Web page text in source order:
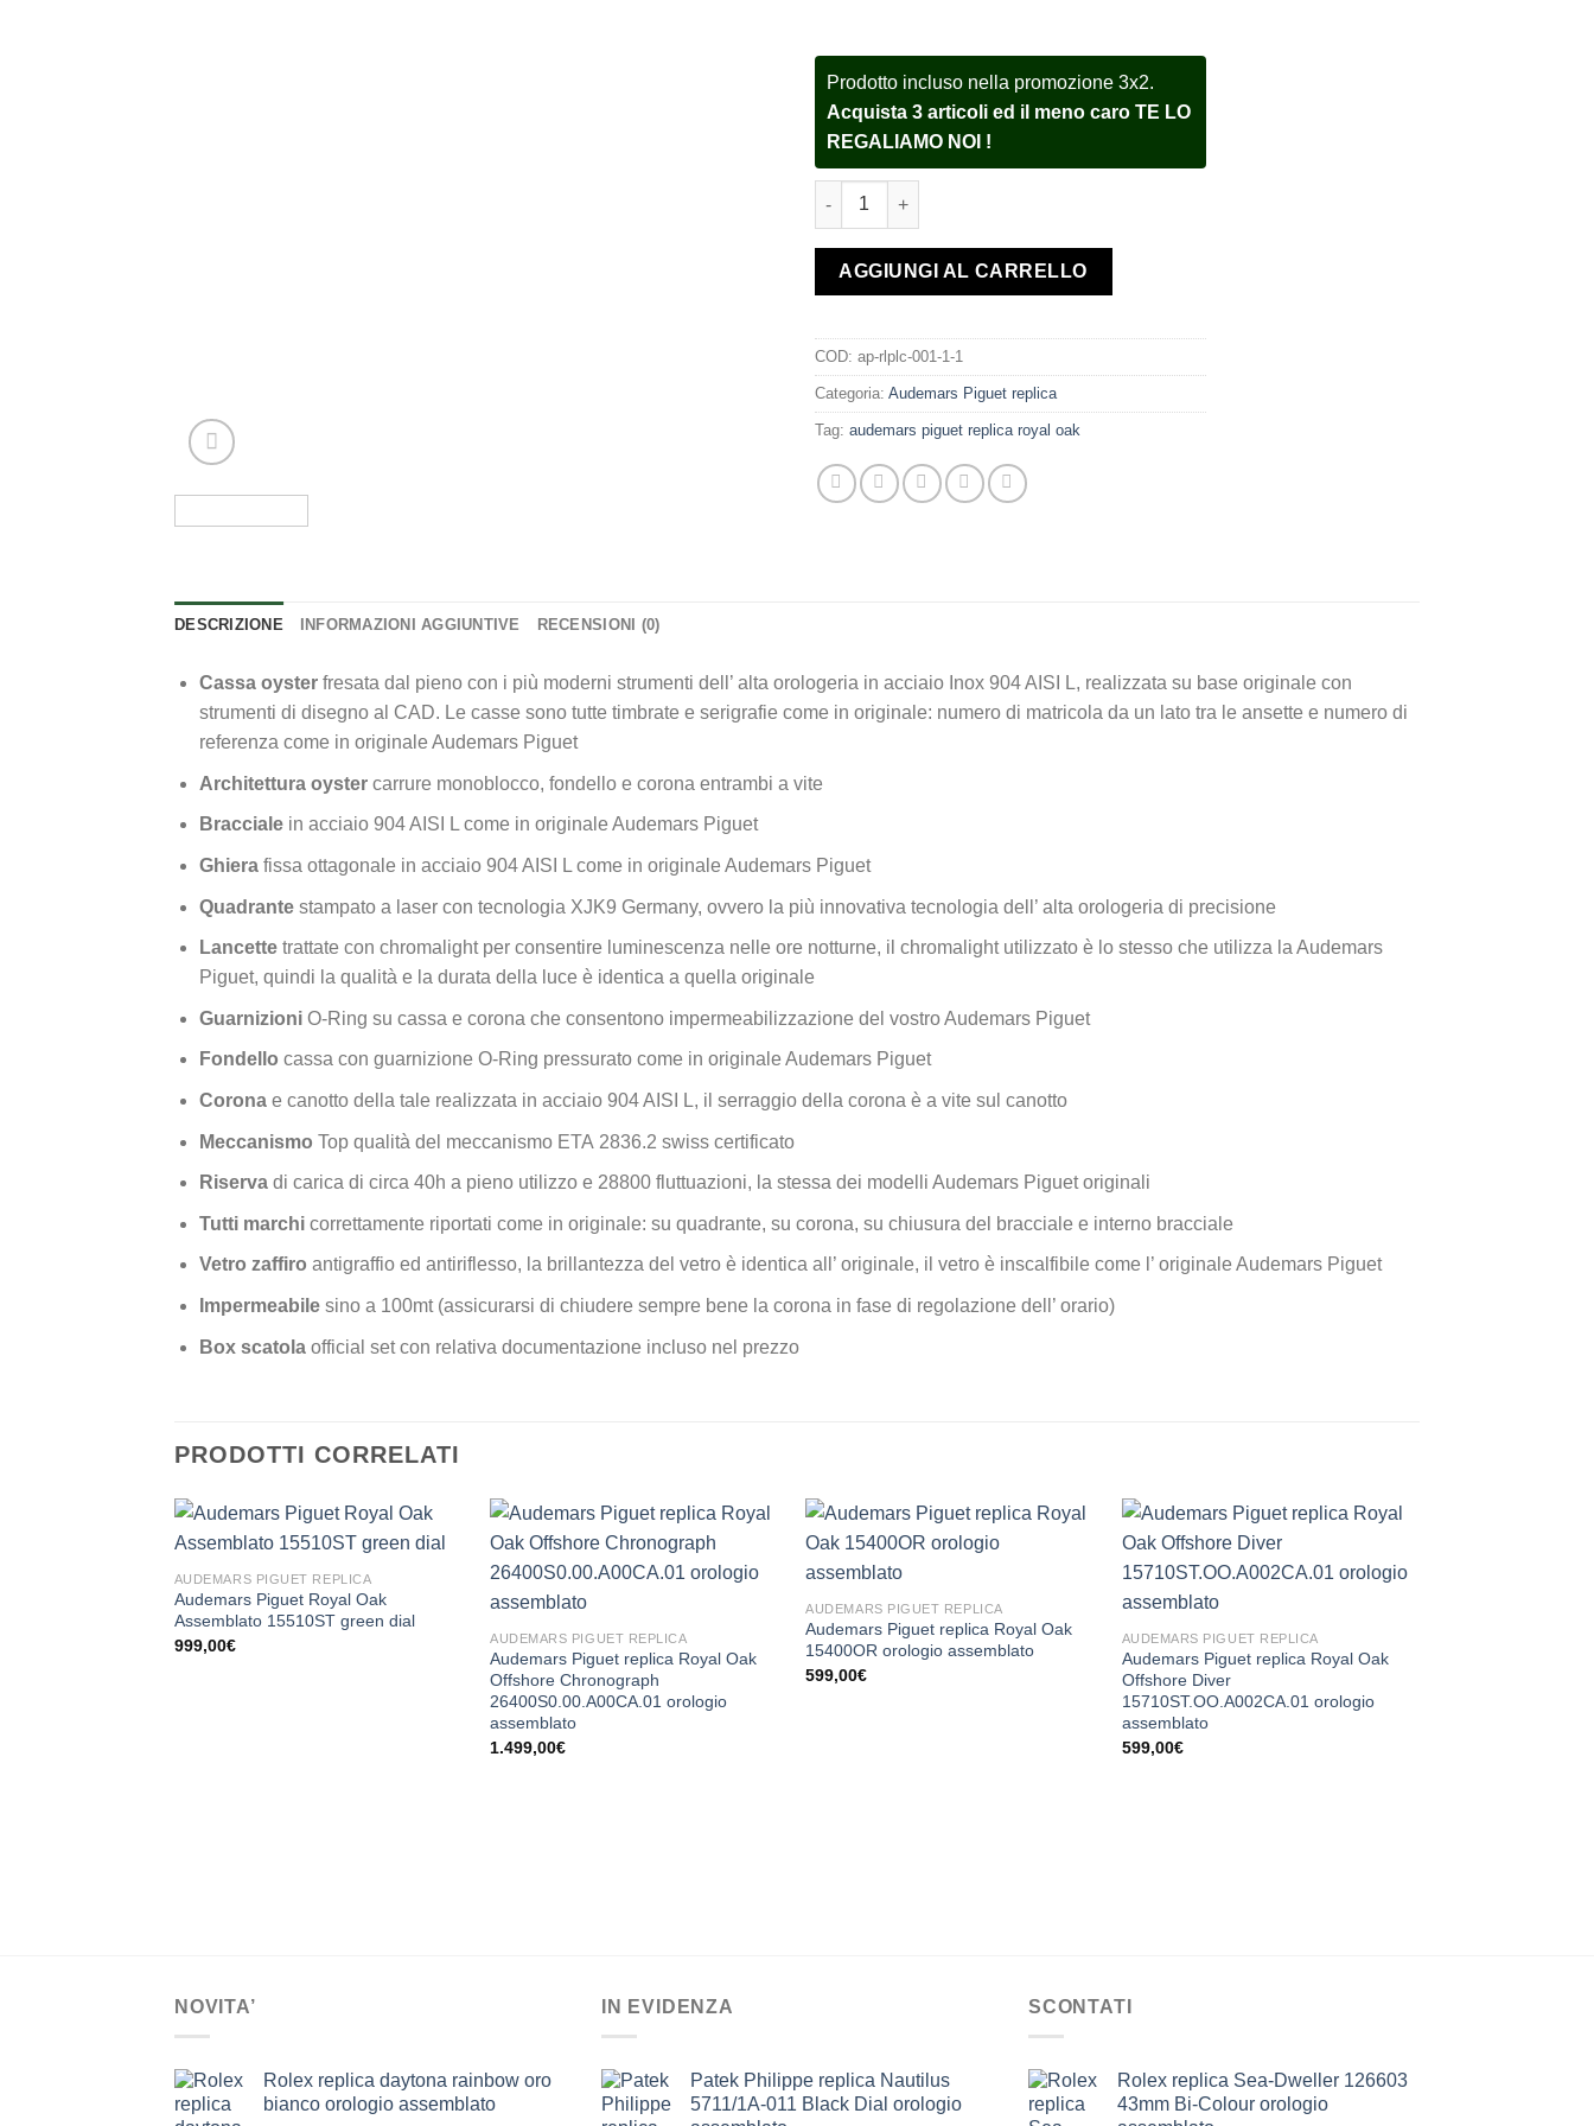
Prodotto incluso nella promozione 3x2.
Acquista 3 articoli ed il meno caro TE LO
REGALIAMO NOI !
Audemars Piguet Royal Oak Assemblato 15202BC salmon dial quantità
AGGIUNGI AL CARRELLO
COD: ap-rlplc-001-1-1
Categoria: Audemars Piguet replica
Tag: audemars piguet replica royal oak
DESCRIZIONE INFORMAZIONI AGGIUNTIVE RECENSIONI (0)
Cassa oyster fresata dal pieno con i più moderni strumenti dell’ alta orologeria in acciaio Inox 904 AISI L, realizzata su base originale con
strumenti di disegno al CAD. Le casse sono tutte timbrate e serigrafie come in originale: numero di matricola da un lato tra le ansette e numero di
referenza come in originale Audemars Piguet
Architettura oyster carrure monoblocco, fondello e corona entrambi a vite
Braccialein acciaio 904 AISI L come in originale Audemars Piguet
Ghierafissa ottagonale in acciaio 904 AISI L come in originale Audemars Piguet
Quadrantestampato a laser con tecnologia XJK9 Germany, ovvero la più innovativa tecnologia dell’ alta orologeria di precisione
Lancettetrattate con chromalight per consentire luminescenza nelle ore notturne, il chromalight utilizzato è lo stesso che utilizza la Audemars
Piguet, quindi la qualità e la durata della luce è identica a quella originale
GuarnizioniO-Ring su cassa e corona che consentono impermeabilizzazione del vostro Audemars Piguet
Fondello cassa con guarnizione O-Ring pressurato come in originale Audemars Piguet
Coronae canotto della tale realizzata in acciaio 904 AISI L, il serraggio della corona è a vite sul canotto
Meccanismo Top qualità del meccanismo ETA 2836.2 swiss certificato
Riservadi carica di circa 40h a pieno utilizzo e 28800 fluttuazioni, la stessa dei modelli Audemars Piguet originali
Tutti marchi correttamente riportati come in originale: su quadrante, su corona, su chiusura del bracciale e interno bracciale
Vetro zaffiro antigraffio ed antiriflesso, la brillantezza del vetro è identica all’ originale, il vetro è inscalfibile come l’ originale Audemars Piguet
Impermeabilesino a 100mt (assicurarsi di chiudere sempre bene la corona in fase di regolazione dell’ orario)
Box scatolaofficial set con relativa documentazione incluso nel prezzo
PRODOTTI CORRELATI
AUDEMARS PIGUET REPLICA
Audemars Piguet Royal Oak
Assemblato 15510ST green dial
999,00€ AUDEMARS PIGUET REPLICA
Audemars Piguet replica Royal Oak
Offshore Chronograph
26400S0.00.A00CA.01 orologio
assemblato
1.499,00€
AUDEMARS PIGUET REPLICA
Audemars Piguet replica Royal Oak
15400OR orologio assemblato
599,00€
AUDEMARS PIGUET REPLICA
Audemars Piguet replica Royal Oak
Offshore Diver
15710ST.OO.A002CA.01 orologio
assemblato
599,00€
NOVITA’
Rolex replica daytona rainbow oro
bianco orologio assemblato
IN EVIDENZA
Patek Philippe replica Nautilus
5711/1A-011 Black Dial orologio
SCONTATI
Rolex replica Sea-Dweller 126603
43mm Bi-Colour orologio